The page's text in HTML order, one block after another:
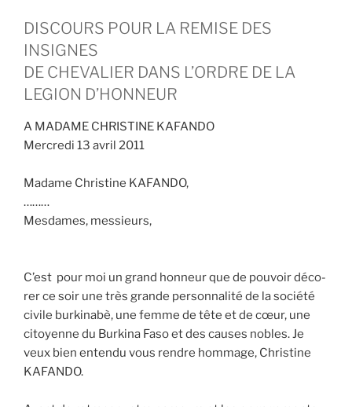
DISCOURS POUR LA REMISE DES
INSIGNES
DE CHEVALIER DANS L’ORDRE DE LA
LEGION D’HONNEUR
A MADAME CHRISTINE KAFANDO
Mer­cre­di 13 avril 2011
Madame Chris­tine KAFANDO,
………
Mes­dames, mes­sieurs,
C’est pour moi un grand hon­neur que de pou­voir déco­
rer ce soir une très grande per­son­na­li­té de la socié­té
civile bur­ki­na­bè, une femme de tête et de cœur, une
citoyenne du Bur­ki­na Faso et des causes nobles. Je
veux bien enten­du vous rendre hom­mage, Chris­tine
KAFANDO.